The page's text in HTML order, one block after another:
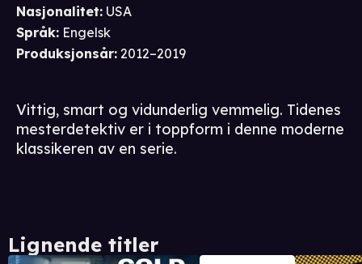
Nasjonalitet: USA
Språk: Engelsk
Produksjonsår: 2012–2019
Vittig, smart og vidunderlig vemmelig. Tidenes
mesterdetektiv er i toppform i denne moderne
klassikeren av en serie.
Lignende titler